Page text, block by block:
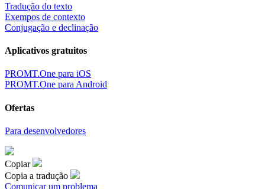
Tradução do texto
Exempos de contexto
Conjugação e declinação
Aplicativos gratuitos
PROMT.One para iOS
PROMT.One para Android
Ofertas
Para desenvolvedores
Copiar
Copia a tradução
Comunicar um problema